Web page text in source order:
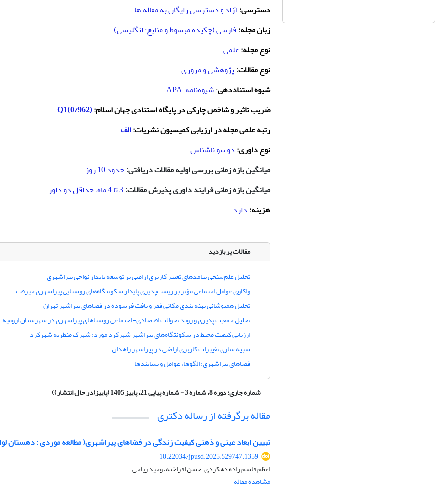
دسترسی:آزاد و دسترسی رایگان به مقاله ها
زبان مجله:فارسی (چکیده مبسوط و منابع: انگلیسی)
نوع مجله:علمی
نوع مقالات: پژوهشی و مروری
شیوه استناددهی:شیوه‌نامه APA
ضریب تاثیر و شاخص چارکی در پایگاه استنادی جهان اسلام:
رتبه علمی مجله در ارزیابی کمیسیون نشریات:الف
نوع داوری: دو سو ناشناس
میانگین بازه زمانی بررسی اولیه مقالات دریافتی: حدود 10 روز
میانگین بازه زمانی فرایند داوری پذیرش مقالات: 3 تا 4 ماه، حداقل دو داور
هزینه: دارد
مقالات پر بازدید
تحلیل علم‌سنجی پیامدهای تغییر کاربری اراضی بر توسعه پایدار نواحی پیراشهری
واکاوی عوامل اجتماعی مؤثر بر زیست‌پذیری پایدار سکونتگاه‌های روستایی پیراشهری جیرفت
تحلیل همپوشانی پهنه بندی مکانی فقر و بافت فرسوده در فضاهای پیراشهر تهران
تحلیل جمعیت پذیری و روند تحولات اقتصادی- اجتماعی روستاهای پیراشهری در شهرستان ارومیه
ارزیابی کیفیت محیط در سکونتگاه‌های پیراشهر شهرکرد مورد: شهرک منظریه شهرکرد
شبیه سازی تغییرات کاربری اراضی در پیراشهر زاهدان
فضاهای پیراشهری: الگوها، عوامل و پسایندها
شماره جاری:دوره 8، شماره 3 - شماره پیاپی 21، پاییز 1405 (پاییز(در حال انتشار))
مقاله برگرفته از رساله دکتری
تبیین ابعاد عینی و ذهنی کیفیت زندگی در فضاهای پیراشهری( مطالعه موردی : دهستان
10.22034/jpusd.2025.529747.1359
اعظم قاسم زاده دهکردی، حسن افراخته، وحید ریاحی
مشاهده مقاله